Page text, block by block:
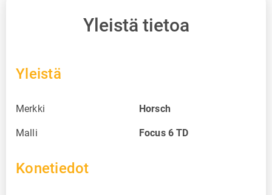
Yleistä tietoa
Yleistä
Merkki Horsch
Malli Focus 6 TD
Konetiedot